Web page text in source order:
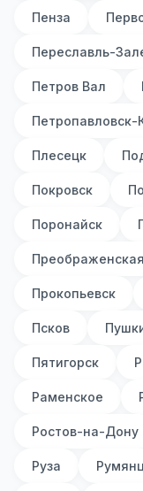
Пенза
Переславль-
Петров Вал
Петропавловск-
Плесецк
Покровск
Поронайск
Преображенская
Прокопьевск
Псков
Пятигорск
Раменское
Ростов-на-Дону
Руза